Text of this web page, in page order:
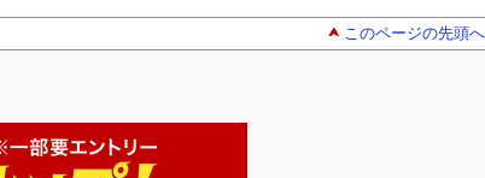
このページの先頭へ